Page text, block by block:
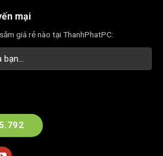
mại
giá rẻ nào tại ThanhPhatPC: